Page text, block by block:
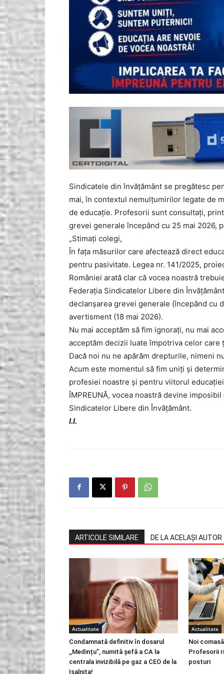
Sindicatele din învățământ se pregătesc
mai, în contextul nemulțumirilor legate de
de educație. Profesorii sunt consultați,
grevei generale începând cu 25 mai 2026,
„Stimați colegi,
În fața măsurilor care afectează direct
pentru pasivitate. Legea nr. 141/2025,
României arată clar că vocea noastră
Federația Sindicatelor Libere din
declanșarea grevei generale (începând cu
avertisment (18 mai 2026).
Nu mai acceptăm să fim ignorați, nu mai
acceptăm decizii luate împotriva celor care
Dacă noi nu ne apărăm drepturile, nimeni
Acum este momentul să fim uniți și
profesiei noastre și pentru viitorul
ÎMPREUNĂ, vocea noastră devine
Sindicatelor Libere din Învățământ.
I.I.
ARTICOLE SIMILARE DE LA ACELAȘI AUTOR
Actualitate
Condamnată definitiv în dosarul
,,Medințu”, numită șefă a CA la
centrala invizibilă pe gaz a CEO de la
Ișalnița!
Actualitate
Noi
Profesorii
posturi